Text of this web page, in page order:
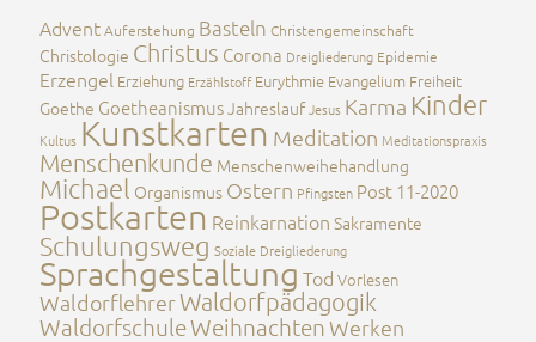
AdventAuferstehung Basteln Christengemeinschaft
Christologie Christus Corona Dreigliederung Epidemie
Erzengel Erziehung Erzählstoff Eurythmie Evangelium Freiheit
Goethe GoetheanismusJahreslaufJesus Karma Kinder
Kultus Kunstkarten Meditation Meditationspraxis
Menschenkunde Menschenweihehandlung
Michael Organismus Ostern Pfingsten Post 11-2020
Postkarten Reinkarnation Sakramente
Schulungsweg Soziale Dreigliederung
Sprachgestaltung Tod Vorlesen
WaldorflehrerWaldorfpädagogik
WaldorfschuleWeihnachtenWerken